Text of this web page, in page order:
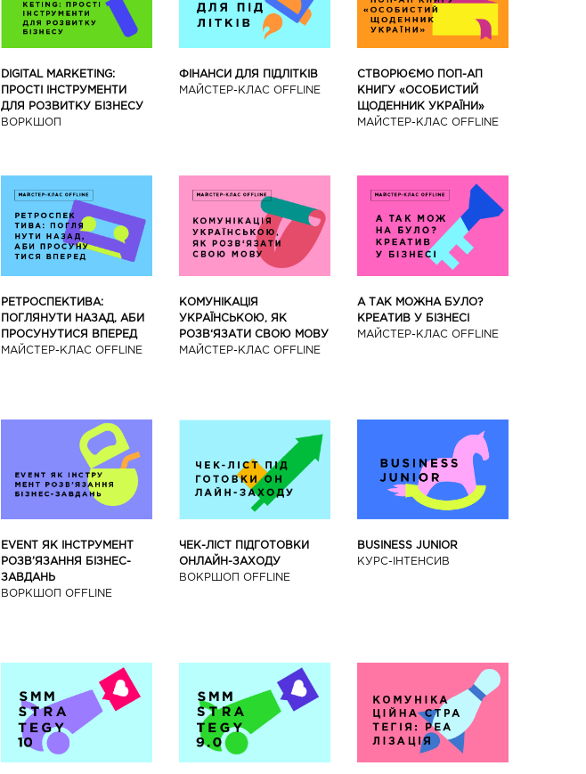
DIGITAL MARKETING:
ПРОСТІ ІНСТРУМЕНТИ
ДЛЯ РОЗВИТКУ БІЗНЕСУ
ВОРКШОП
ФІНАНСИ ДЛЯ ПІДЛІТКІВ
МАЙCТЕР-КЛАС OFFLINE
СТВОРЮЄМО ПОП-АП
КНИГУ «ОСОБИСТИЙ
ЩОДЕННИК УКРАЇНИ»
МАЙCТЕР-КЛАС OFFLINE
РЕТРОСПЕКТИВА:
ПОГЛЯНУТИ НАЗАД, АБИ
ПРОСУНУТИСЯ ВПЕРЕД
МАЙCТЕР-КЛАС OFFLINE
КОМУНІКАЦІЯ
УКРАЇНСЬКОЮ, ЯК
РОЗВ‘ЯЗАТИ СВОЮ МОВУ
МАЙCТЕР-КЛАС OFFLINE
А ТАК МОЖНА БУЛО?
КРЕАТИВ У БІЗНЕСІ
МАЙCТЕР-КЛАС OFFLINE
EVENT ЯК ІНСТРУМЕНТ
РОЗВ’ЯЗАННЯ БІЗНЕС-
ЗАВДАНЬ
ВОРКШОП OFFLINE
ЧЕК-ЛІСТ ПІДГОТОВКИ
ОНЛАЙН-ЗАХОДУ
ВОКРШОП OFFLINE
BUSINESS JUNIOR
КУРС-IНТЕНСИВ